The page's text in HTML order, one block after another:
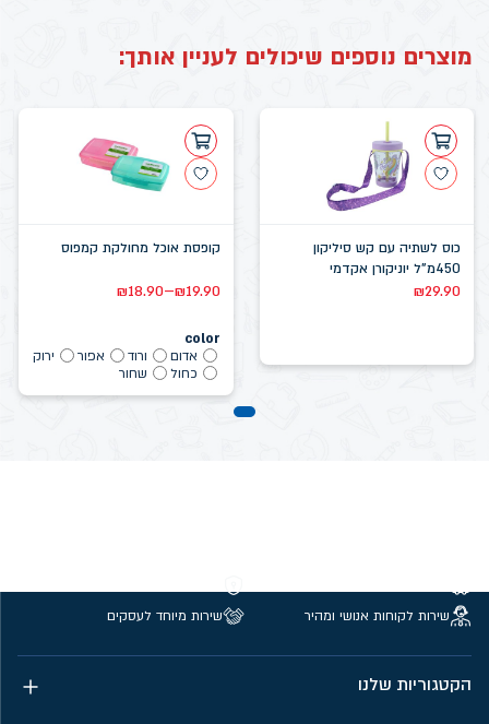
מוצרים נוספים שיכולים לעניין אותך:
כוס לשתיה עם קש סיליקון
450מ"ל יוניקורן אקדמי
₪29.90
קופסת אוכל מחולקת קמפוס
₪18.90–₪19.90
color
אדום
ורוד אפור
ירוק
כחול
שחור
שירות לקוחות אנושי ומהיר
שירות מיוחד לעסקים
הקטגוריות שלנו